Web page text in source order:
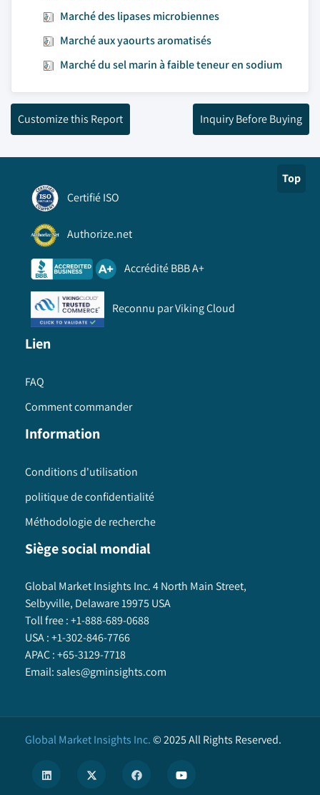
Marché des lipases microbiennes
Marché aux yaourts aromatisés
Marché du sel marin à faible teneur en sodium
Customize this Report Inquiry Before Buying
Top
Certifié ISO
Authorize.net
Accrédité BBB A+
Reconnu par Viking Cloud
Lien
FAQ
Comment commander
Information
Conditions d'utilisation
politique de confidentialité
Méthodologie de recherche
Siège social mondial
Global Market Insights Inc. 4 North Main Street,
Selbyville, Delaware 19975 USA
Toll free :+1-888-689-0688
USA :+1-302-846-7766
APAC :+65-3129-7718
Email:sales@gminsights.com
Global Market Insights Inc.©2025All Rights Reserved.